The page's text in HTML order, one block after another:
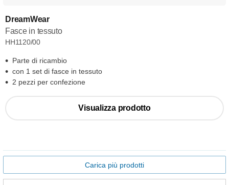
DreamWear
Fasce in tessuto
HH1120/00
Parte di ricambio
con 1 set di fasce in tessuto
2 pezzi per confezione
Visualizza prodotto
Carica più prodotti